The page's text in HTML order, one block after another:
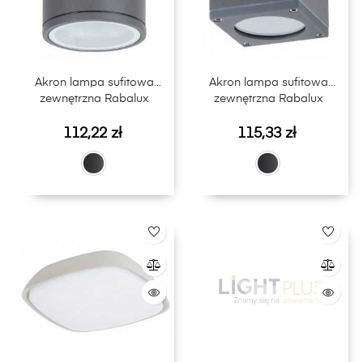
Akron lampa sufitowa
zewnętrzna Rabalux
Cena
112,22 zł
Akron lampa sufitowa
zewnętrzna Rabalux
Cena
115,33 zł